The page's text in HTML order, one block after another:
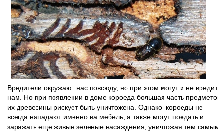
Вредители окружают нас повсюду, но при этом могут и не
нам. Но при появлении в доме короеда большая часть
их древесины рискует быть уничтожена. Однако, короеды не
всегда нападают именно на мебель, а также могут поедать и
заражать еще живые зеленые насаждения, уничтожая тем